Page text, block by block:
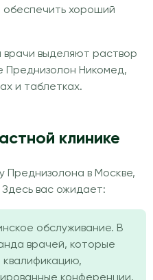
обеспечить хороший
выделяют раствор
Преднизолон Никомед,
и таблетках.
клинике
Преднизолона в Москве,
вас ожидает:
обслуживание. В
врачей, которые
конференции,